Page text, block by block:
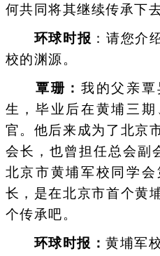
何共同将其继续传承下去
环球时报 ：请您介
校的渊源。
覃珊：我的父亲
生，毕业后在黄埔三
官。他后来成为了北京
会长，也曾担任总会副
北京市黄埔军校同学
长，是在北京市首个黄
个传承吧。
环球时报： 黄埔军